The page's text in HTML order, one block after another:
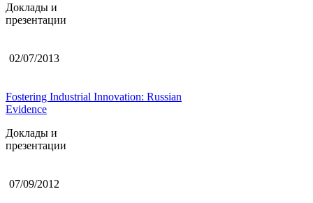
Доклады и
презентации
02/07/2013
Fostering Industrial Innovation: Russian
Evidence
Доклады и
презентации
07/09/2012